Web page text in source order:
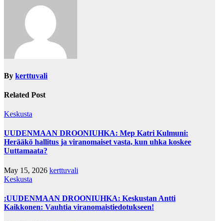
By kerttuvali
Related Post
Keskusta
UUDENMAAN DROONIUHKA: Mep Katri Kulmuni:
Herääkö hallitus ja viranomaiset vasta, kun uhka koskee
Uuttamaata?
May 15, 2026 kerttuvali
Keskusta
:UUDENMAAN DROONIUHKA: Keskustan Antti
Kaikkonen: Vauhtia viranomaistiedotukseen!